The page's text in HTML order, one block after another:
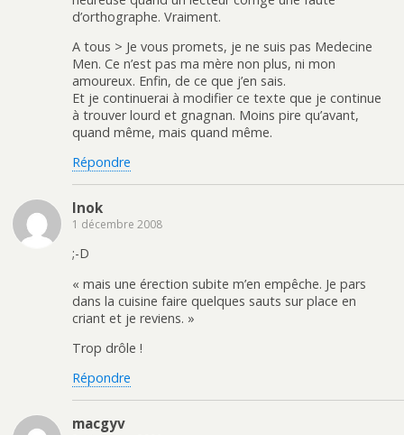
d’orthographe. Vraiment.
A tous > Je vous promets, je ne suis pas Medecine
Men. Ce n’est pas ma mère non plus, ni mon
amoureux. Enfin, de ce que j’en sais.
Et je continuerai à modifier ce texte que je continue
à trouver lourd et gnagnan. Moins pire qu’avant,
quand même, mais quand même.
Répondre
Inok
1 décembre 2008
;-D
« mais une érection subite m’en empêche. Je pars
dans la cuisine faire quelques sauts sur place en
criant et je reviens. »
Trop drôle !
Répondre
macgyv